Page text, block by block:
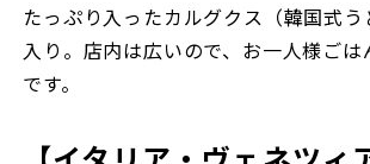
たっぷり入ったカルグクス（韓国式
入り。店内は広いので、お一人様ごは
です。